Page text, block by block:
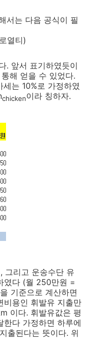
서는 다음 공식이 필
열티)
. 앞서 표기하였듯이
해 얻을 수 있었다.
는 10%로 가정하였
chicken이라 칭하자.
그리고 운송수단 유
였다 (월 250만원 =
기준으로 계산하면
비용인 휘발유 지출만
이다. 휘발유값은 평
다 가정하면 하루에
출된다는 뜻이다. 위